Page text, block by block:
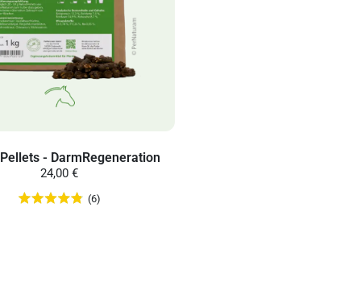
- DarmRegeneration
24,00 €
(6)